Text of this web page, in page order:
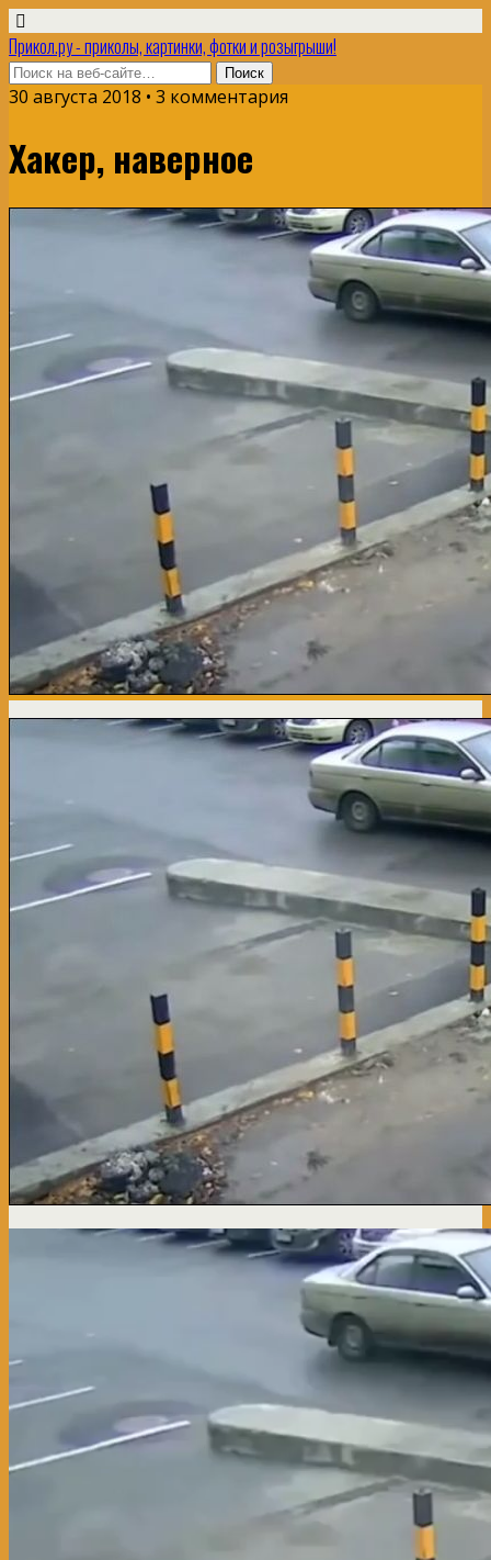
Прикол.ру - приколы, картинки, фотки и розыгрыши!
30 августа 2018 • 3 комментария
Хакер, наверное